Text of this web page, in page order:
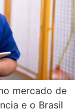
mercado de
e o Brasil